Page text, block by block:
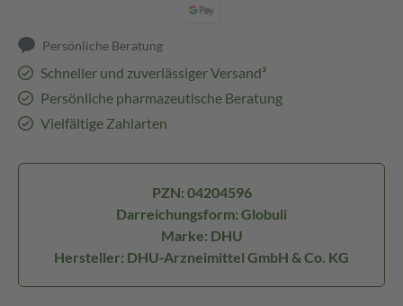
Persönliche Beratung
Schneller und zuverlässiger Versand³
Persönliche pharmazeutische Beratung
Vielfältige Zahlarten
PZN: 04204596
Darreichungsform: Globuli
Marke: DHU
Hersteller: DHU-Arzneimittel GmbH & Co. KG